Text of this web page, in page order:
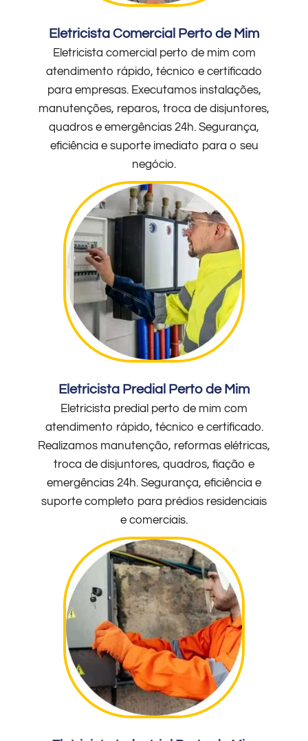
Eletricista Comercial Perto de Mim
Eletricista comercial perto de mim com
atendimento rápido, técnico e certificado
para empresas. Executamos instalações,
manutenções, reparos, troca de disjuntores,
quadros e emergências 24h. Segurança,
eficiência e suporte imediato para o seu
negócio.
Eletricista Predial Perto de Mim
Eletricista predial perto de mim com
atendimento rápido, técnico e certificado.
Realizamos manutenção, reformas elétricas,
troca de disjuntores, quadros, fiação e
emergências 24h. Segurança, eficiência e
suporte completo para prédios residenciais
e comerciais.